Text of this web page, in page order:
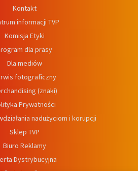
Kontakt
informacji TVP
Komisja Etyki
dla prasy
Dla mediów
fotograficzny
(znaki)
Prywatności
nadużyciom i korupcji
Sklep TVP
Biuro Reklamy
Dystrybucyjna